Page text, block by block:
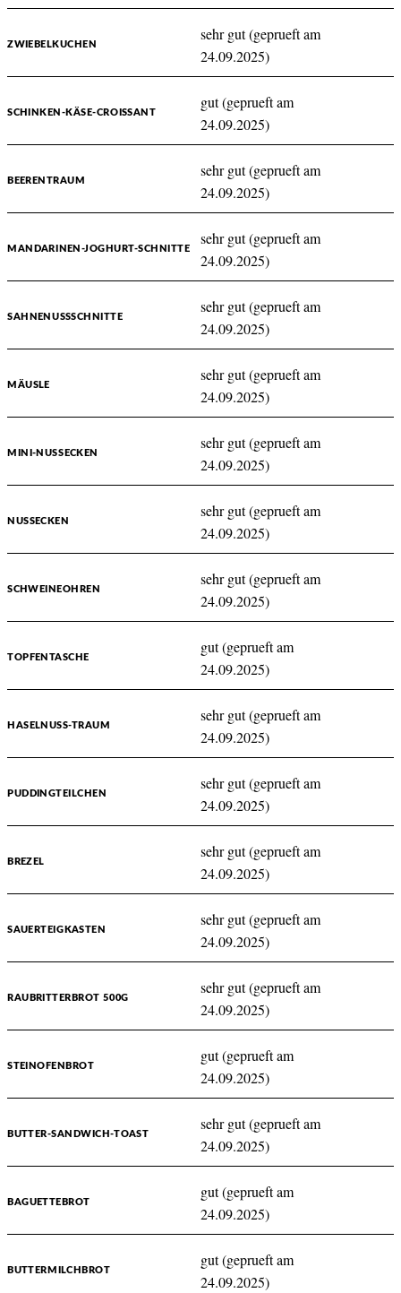
ZWIEBELKUCHEN
sehr gut (geprueft am
24.09.2025)
SCHINKEN-KÄSE-CROISSANT
gut (geprueft am
24.09.2025)
BEERENTRAUM
sehr gut (geprueft am
24.09.2025)
MANDARINEN-JOGHURT-SCHNITTE
sehr gut (geprueft am
24.09.2025)
SAHNENUSSSCHNITTE
sehr gut (geprueft am
24.09.2025)
MÄUSLE
sehr gut (geprueft am
24.09.2025)
MINI-NUSSECKEN
sehr gut (geprueft am
24.09.2025)
NUSSECKEN
sehr gut (geprueft am
24.09.2025)
SCHWEINEOHREN
sehr gut (geprueft am
24.09.2025)
TOPFENTASCHE
gut (geprueft am
24.09.2025)
HASELNUSS-TRAUM
sehr gut (geprueft am
24.09.2025)
PUDDINGTEILCHEN
sehr gut (geprueft am
24.09.2025)
BREZEL
sehr gut (geprueft am
24.09.2025)
SAUERTEIGKASTEN
sehr gut (geprueft am
24.09.2025)
RAUBRITTERBROT 500G
sehr gut (geprueft am
24.09.2025)
STEINOFENBROT
gut (geprueft am
24.09.2025)
BUTTER-SANDWICH-TOAST
sehr gut (geprueft am
24.09.2025)
BAGUETTEBROT
gut (geprueft am
24.09.2025)
BUTTERMILCHBROT
gut (geprueft am
24.09.2025)